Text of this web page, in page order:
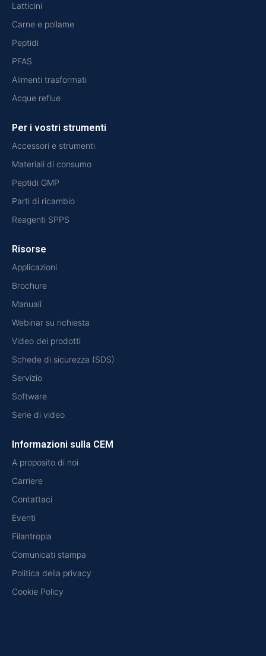
Latticini
Carne e pollame
Peptidi
PFAS
Alimenti trasformati
Acque reflue
Per i vostri strumenti
Accessori e strumenti
Materiali di consumo
Peptidi GMP
Parti di ricambio
Reagenti SPPS
Risorse
Applicazioni
Brochure
Manuali
Webinar su richiesta
Video dei prodotti
Schede di sicurezza (SDS)
Servizio
Software
Serie di video
Informazioni sulla CEM
A proposito di noi
Carriere
Contattaci
Eventi
Filantropia
Comunicati stampa
Politica della privacy
Cookie Policy